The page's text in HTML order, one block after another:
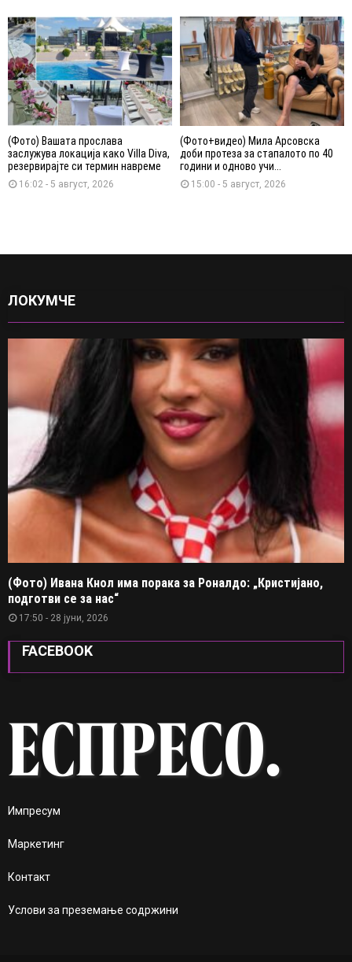
(Фото) Вашата прослава
заслужува локација како Villa Diva,
резервирајте си термин навреме
16:02 - 5 август, 2026
(Фото+видео) Мила Арсовска
доби протеза за стапалото по 40
години и одново учи...
15:00 - 5 август, 2026
ЛОКУМЧЕ
(Фото) Ивана Кнол има порака за Роналдо: „Кристијано,
подготви се за нас“
17:50 - 28 јуни, 2026
FACEBOOK
Импресум
Маркетинг
Контакт
Услови за преземање содржини